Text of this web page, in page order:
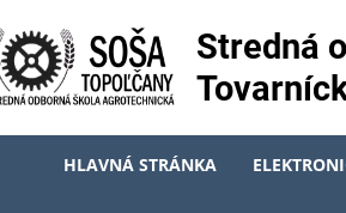
Stredná
HLAVNÁ STRÁNKA